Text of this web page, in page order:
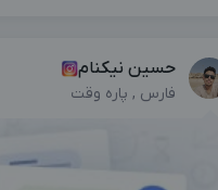
حسین نیکنام
فارس , پاره وقت